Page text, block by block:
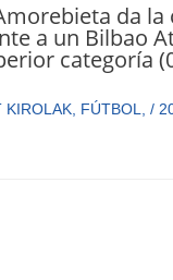
da la
a un Bilbao
categoría
KIROLAK, FÚTBOL,/